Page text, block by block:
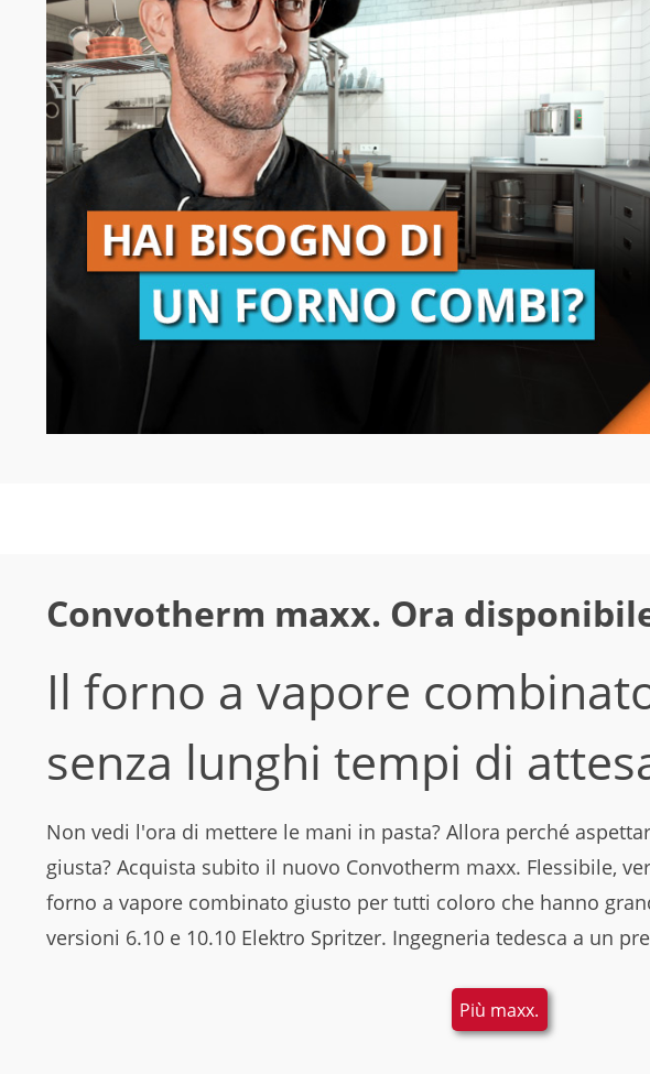
Raffreddamento e abbattimento
Lavaggio
Settori
Rete commerciale
Localizzatori
Assistenza
TROVA CENTRO ASSISTENZA
Registrazione garanzia
KitchenCare
Notizie
Motore di ricerca documenti
Masterclass e Corsi Tecnici
Convotherm maxx. Ora
Il forno a vapore
senza lunghi tempi di
Non vedi l'ora di mettere le mani in pasta? Allora perché
giusta? Acquista subito il nuovo Convotherm maxx. Flessibile,
forno a vapore combinato giusto per tutti coloro che hanno
versioni 6.10 e 10.10 Elektro Spritzer. Ingegneria tedesca a un
Più maxx.